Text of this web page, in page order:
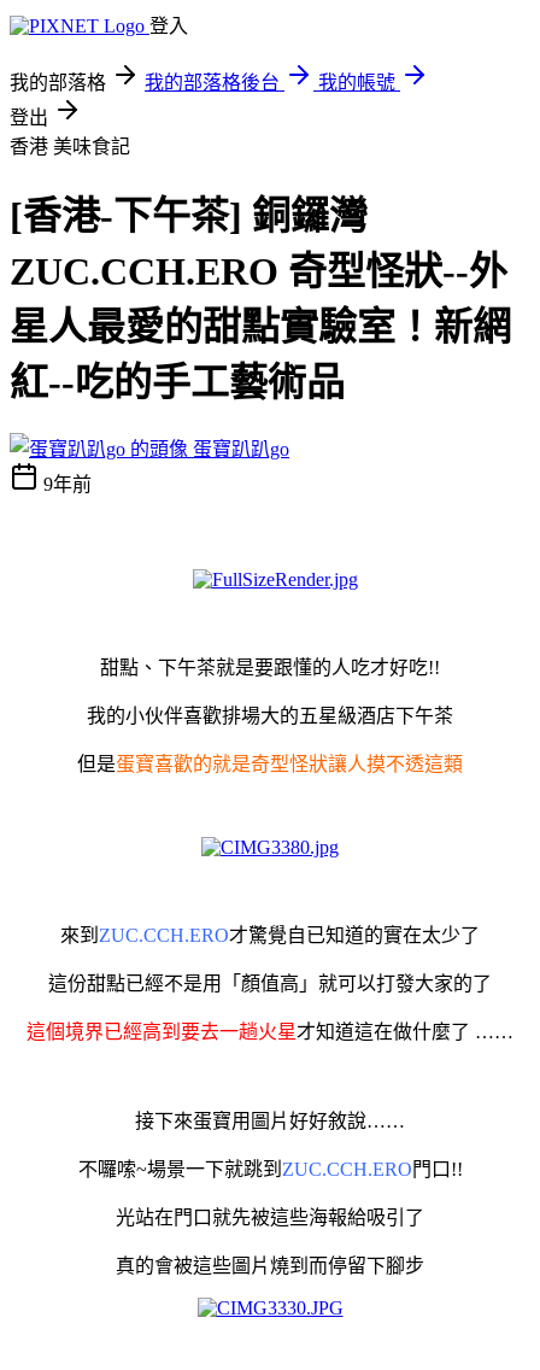
登入
我的部落格 我的部落格後台
我的帳號
登出
香港 美味食記
[香港-下午茶] 銅鑼灣
ZUC.CCH.ERO 奇型怪狀--外
星人最愛的甜點實驗室！新網
紅--吃的手工藝術品
蛋寶趴趴go
9年前
甜點、下午茶就是要跟懂的人吃才好吃!!
我的小伙伴喜歡排場大的五星級酒店下午茶
但是蛋寶喜歡的就是奇型怪狀讓人摸不透這類
來到 ZUC.CCH.ERO才驚覺自已知道的實在太少了
這份甜點已經不是用「顏值高」就可以打發大家的了
這個境界已經高到要去一趟火星才知道這在做什麼了 ……
接下來蛋寶用圖片好好敘說……
不囉嗦~場景一下就跳到 ZUC.CCH.ERO門口!!
光站在門口就先被這些海報給吸引了
真的會被這些圖片燒到 而停留下腳步